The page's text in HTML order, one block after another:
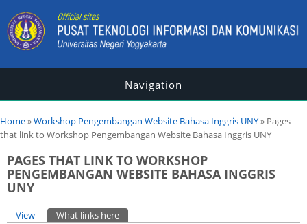
Navigation
You are here
Home»Workshop Pengembangan Website Bahasa Inggris UNY» Pages
that link to Workshop Pengembangan Website Bahasa Inggris UNY
PAGES THAT LINK TO WORKSHOP
PENGEMBANGAN WEBSITE BAHASA INGGRIS
UNY
Primary tabs
View What links here